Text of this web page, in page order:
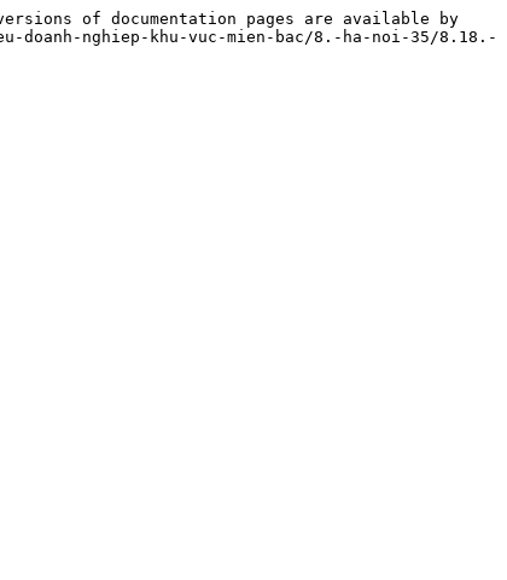
of documentation pages are available by
nghiep-khu-vuc-mien-bac/8.-ha-noi-35/8.18.-